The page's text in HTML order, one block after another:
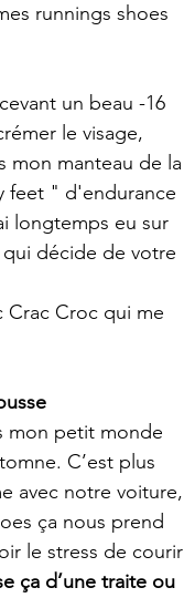
runnings shoes
un beau -16
le visage,
mon manteau de la
feet " d'endurance
longtemps eu sur
décide de votre
Crac Croc qui me
mon petit monde
C’est plus
avec notre voiture,
ça nous prend
le stress de courir
ça d’une traite ou